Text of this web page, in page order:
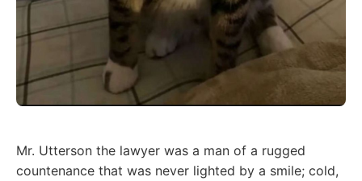
Mr. Utterson the lawyer was a man of a rugged
countenance that was never lighted by a smile; cold,